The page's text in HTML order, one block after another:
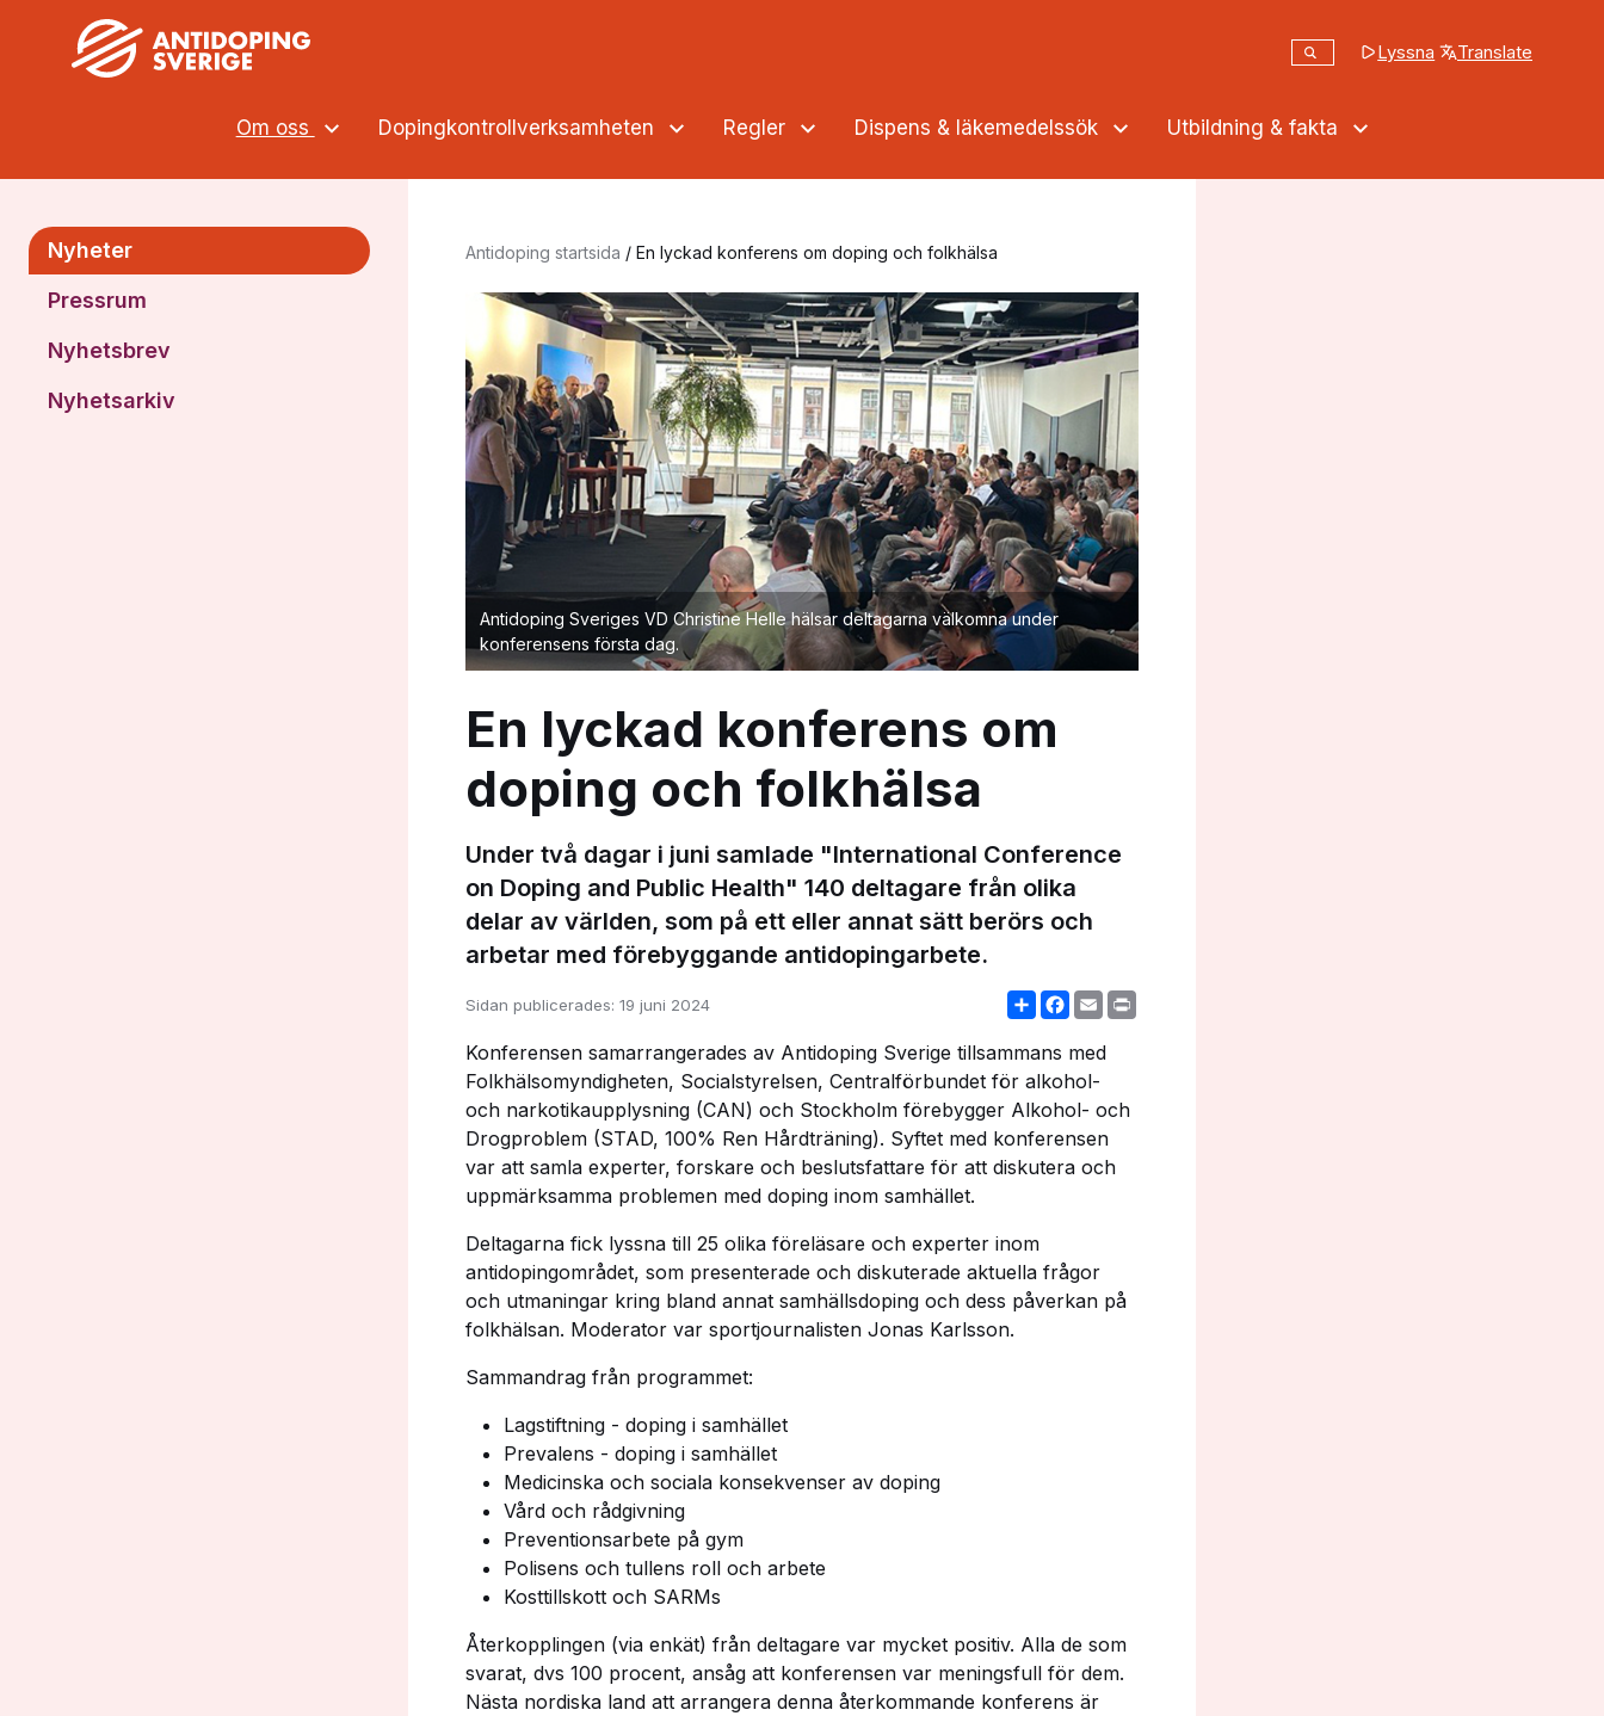
Om oss Dopingkontrollverksamheten Regler Dispens & läkemedelssök Utbildning & fakta
Sök på webbplatsen
Sök Lyssna Translate
(opens in a new
Nyheter
Pressrum
Nyhetsbrev
Nyhetsarkiv
Antidoping startsida / En lyckad konferens om doping och folkhälsa
Antidoping Sveriges VD Christine Helle hälsar deltagarna välkomna under
konferensens första dag.
En lyckad konferens om
doping och folkhälsa
Under två dagar i juni samlade "International Conference
on Doping and Public Health" 140 deltagare från olika
delar av världen, som på ett eller annat sätt berörs och
arbetar med förebyggande antidopingarbete.
Sidan publicerades: 19 juni 2024 ShareFacebook
Email
Konferensen samarrangerades av Antidoping Sverige tillsammans med
Folkhälsomyndigheten, Socialstyrelsen, Centralförbundet för alkohol-
och narkotikaupplysning (CAN) och Stockholm förebygger Alkohol- och
Drogproblem (STAD, 100% Ren Hårdträning). Syftet med konferensen
var att samla experter, forskare och beslutsfattare för att diskutera och
uppmärksamma problemen med doping inom samhället.
Deltagarna fick lyssna till 25 olika föreläsare och experter inom
antidopingområdet, som presenterade och diskuterade aktuella frågor
och utmaningar kring bland annat samhällsdoping och dess påverkan på
folkhälsan. Moderator var sportjournalisten Jonas Karlsson.
Sammandrag från programmet:
Lagstiftning - doping i samhället
Prevalens - doping i samhället
Medicinska och sociala konsekvenser av doping
Vård och rådgivning
Preventionsarbete på gym
Polisens och tullens roll och arbete
Kosttillskott och SARMs
Återkopplingen (via enkät) från deltagare var mycket positiv. Alla de som
svarat, dvs 100 procent, ansåg att konferensen var meningsfull för dem.
Nästa nordiska land att arrangera denna återkommande konferens är